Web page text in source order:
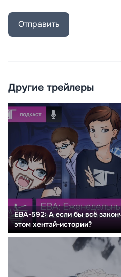
Отправить
Другие трейлеры
ЕВА-592: А если бы всё
этом хентай-истории?